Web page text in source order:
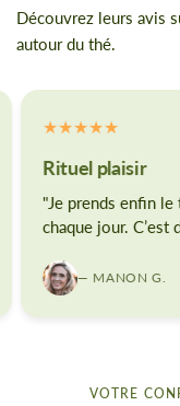
Découvrez leurs avis
autour du thé.
Rituel plaisir
"Je prends enfin
chaque jour. C’est
— MANON G.
VOTRE